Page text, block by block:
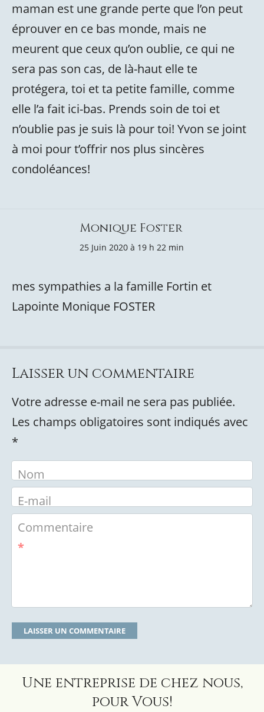
maman est une grande perte que l’on peut
éprouver en ce bas monde, mais ne
meurent que ceux qu’on oublie, ce qui ne
sera pas son cas, de là-haut elle te
protégera, toi et ta petite famille, comme
elle l’a fait ici-bas. Prends soin de toi et
n’oublie pas je suis là pour toi! Yvon se joint
à moi pour t’offrir nos plus sincères
condoléances!
Monique Foster
25 Juin 2020 à 19 h 22 min
mes sympathies a la famille Fortin et
Lapointe Monique FOSTER
Laisser un commentaire
Votre adresse e-mail ne sera pas publiée.
Les champs obligatoires sont indiqués avec
*
Nom
E-mail
Commentaire
*
Une entreprise de chez nous,
pour Vous!